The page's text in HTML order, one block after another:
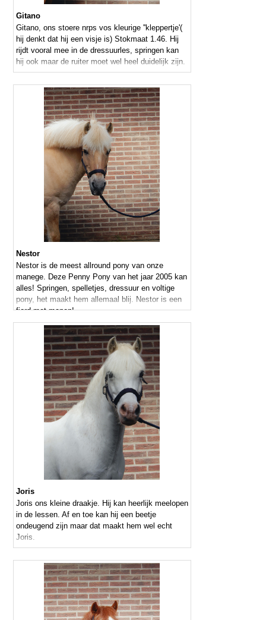
Gitano
Gitano, ons stoere nrps vos kleurige ''kleppertje'(
hij denkt dat hij een visje is) Stokmaat 1.46. Hij
rijdt vooral mee in de dressuurles, springen kan
hij ook maar de ruiter moet wel heel duidelijk zijn.
Nestor
Nestor is de meest allround pony van onze
manege. Deze Penny Pony van het jaar 2005 kan
alles! Springen, spelletjes, dressuur en voltige
pony, het maakt hem allemaal blij. Nestor is een
fjord met manen!
Joris
Joris ons kleine draakje. Hij kan heerlijk meelopen
in de lessen. Af en toe kan hij een beetje
ondeugend zijn maar dat maakt hem wel echt
Joris.